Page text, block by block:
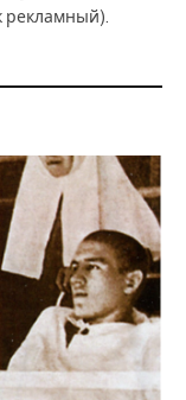
рекламный).